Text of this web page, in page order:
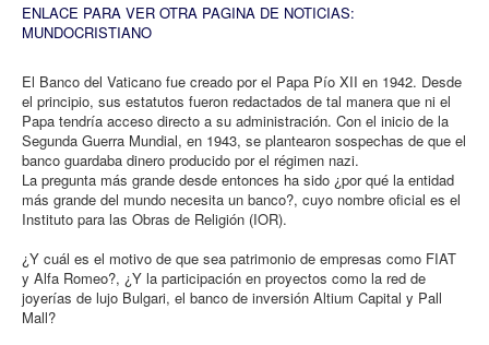
ENLACE PARA VER OTRA PAGINA DE NOTICIAS:
MUNDOCRISTIANO
El Banco del Vaticano fue creado por el Papa Pío XII en 1942. Desde
el principio, sus estatutos fueron redactados de tal manera que ni el
Papa tendría acceso directo a su administración. Con el inicio de la
Segunda Guerra Mundial, en 1943, se plantearon sospechas de que el
banco guardaba dinero producido por el régimen nazi.
La pregunta más grande desde entonces ha sido ¿por qué la entidad
más grande del mundo necesita un banco?, cuyo nombre oficial es el
Instituto para las Obras de Religión (IOR).
¿Y cuál es el motivo de que sea patrimonio de empresas como FIAT
y Alfa Romeo?, ¿Y la participación en proyectos como la red de
joyerías de lujo Bulgari, el banco de inversión Altium Capital y Pall
Mall?